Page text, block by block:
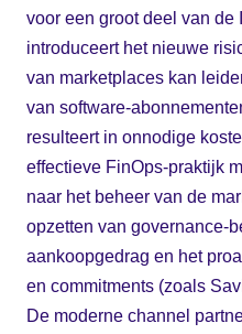
voor een groot deel van de
introduceert het nieuwe
van marketplaces kan
van software-
resulteert in onnodige
effectieve FinOps-praktijk
naar het beheer van de
opzetten van governance-
aankoopgedrag en het
en commitments (zoals
De moderne channel